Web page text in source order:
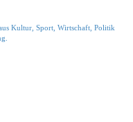
Kultur, Sport, Wirtschaft, Politik